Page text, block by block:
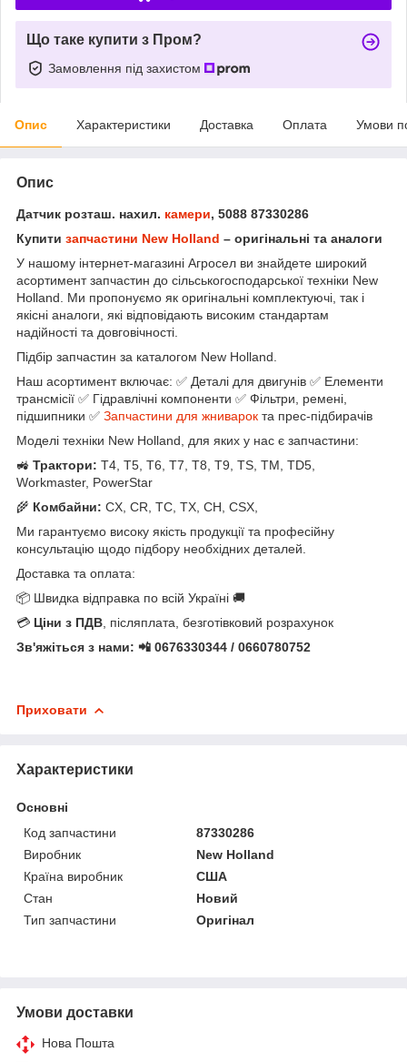
Що таке купити з Пром?
Замовлення під захистом
Опис Характеристики Доставка Оплата Умови
Опис
Датчик розташ. нахил. камери, 5088 87330286
Купити запчастини New Holland – оригінальні та аналоги
У нашому інтернет-магазині Агросел ви знайдете широкий
асортимент запчастин до сільськогосподарської техніки New
Holland. Ми пропонуємо як оригінальні комплектуючі, так і
якісні аналоги, які відповідають високим стандартам
надійності та довговічності.
Підбір запчастин за каталогом New Holland.
Наш асортимент включає: ✅ Деталі для двигунів ✅ Елементи
трансмісії ✅ Гідравлічні компоненти ✅ Фільтри, ремені,
підшипники ✅ Запчастини для жниварок та прес-підбирачів
Моделі техніки New Holland, для яких у нас є запчастини:
🚜 Трактори: T4, T5, T6, T7, T8, T9, TS, TM, TD5,
Workmaster, PowerStar
🌾 Комбайни: CX, CR, TC, TX, CH, CSX,
Ми гарантуємо високу якість продукції та професійну
консультацію щодо підбору необхідних деталей.
Доставка та оплата:
📦 Швидка відправка по всій Україні 🚚
💳 Ціни з ПДВ , післяплата, безготівковий розрахунок
Зв'яжіться з нами: 📲 0676330344 / 0660780752
Приховати
Характеристики
Основні
Код запчастини
87330286
Виробник
New Holland
Країна виробник
США
Стан
Новий
Тип запчастини
Оригінал
Умови доставки
Нова Пошта